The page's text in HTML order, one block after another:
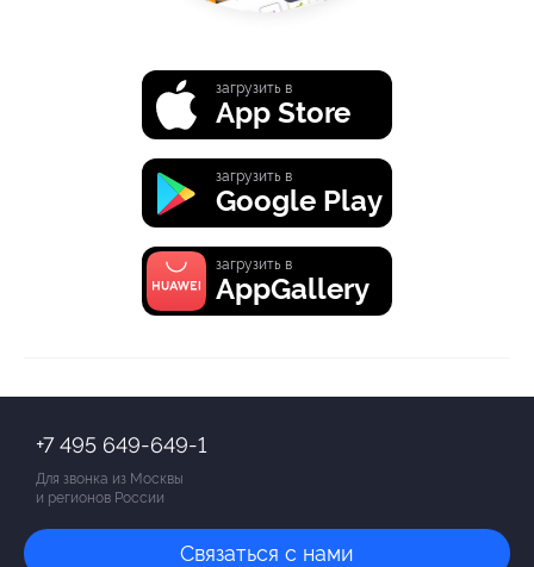
загрузить в
App Store
загрузить в
Google Play
загрузить в
AppGallery
+7 495 649-649-1
Для звонка из Москвы
и регионов России
Связаться с нами